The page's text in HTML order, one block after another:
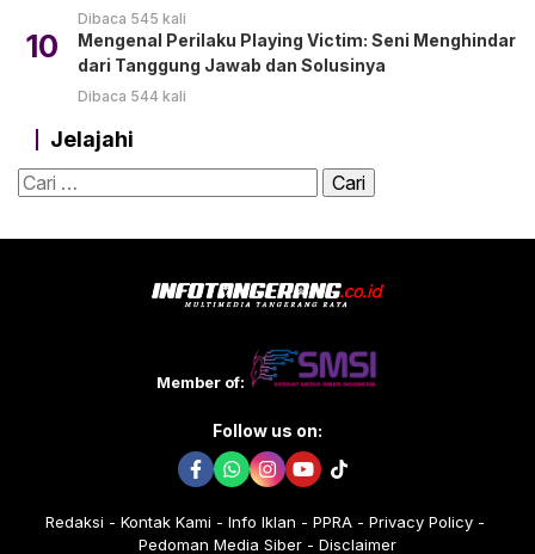
Dibaca 545 kali
10
Mengenal Perilaku Playing Victim: Seni Menghindar
dari Tanggung Jawab dan Solusinya
Dibaca 544 kali
Jelajahi
Cari
Member of:
Follow us on:
Redaksi Kontak Kami Info Iklan PPRA
Privacy Policy
Pedoman Media Siber
Disclaimer